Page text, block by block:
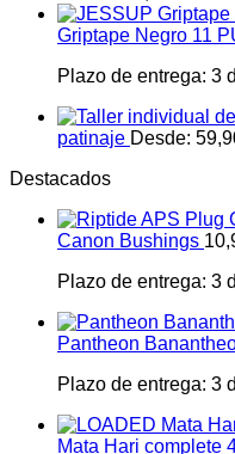
Griptape Negro 11
Plazo de entrega: 3
patinaje Desde:
Destacados
Canon Bushings
Plazo de entrega: 3
Pantheon
Plazo de entrega: 3
Mata Hari complete